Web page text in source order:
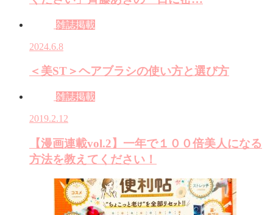
雑誌掲載
2024.6.8
＜美ST＞ヘアブラシの使い方と選び方
雑誌掲載
2019.2.12
【漫画連載vol.2】一年で１００倍美人になる
方法を教えてください！